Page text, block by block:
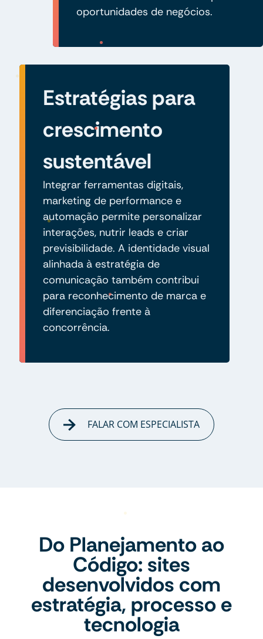
oportunidades de negócios.
Estratégias para
crescimento
sustentável
Integrar ferramentas digitais,
marketing de performance e
automação permite personalizar
interações, nutrir leads e criar
previsibilidade. A identidade visual
alinhada à estratégia de
comunicação também contribui
para reconhecimento de marca e
diferenciação frente à
concorrência.
FALAR COM ESPECIALISTA
Do Planejamento ao
Código: sites
desenvolvidos com
estratégia, processo e
tecnologia